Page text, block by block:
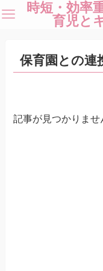
時短・効率
育児と
保育園との連
記事が見つかりませ